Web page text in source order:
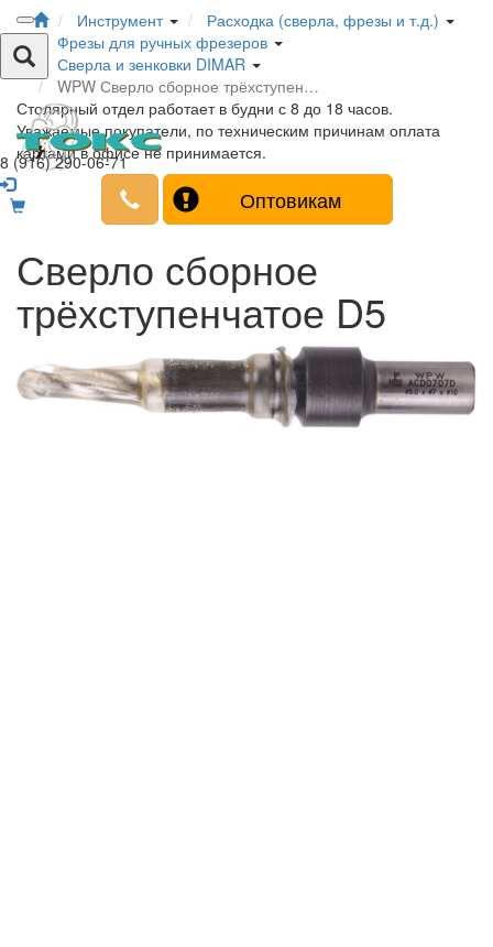
8 (916) 290-06-71
Инструмент
Расходка (сверла, фрезы и т.д.)
Фрезы для ручных фрезеров
Сверла и зенковки DIMAR
WPW Сверло сборное трёхступен…
Столярный отдел работает в будни с 8 до 18 часов.
Уважаемые покупатели, по техническим причинам оплата
картами в офисе не принимается.
Оптовикам
Сверло сборное
трёхступенчатое D5